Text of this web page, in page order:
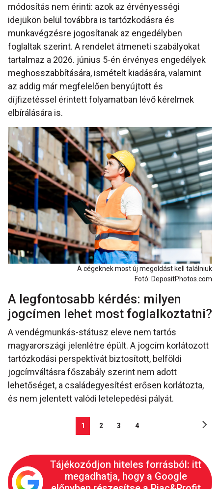
módosítás nem érinti: azok az érvényességi
idejükön belül továbbra is tartózkodásra és
munkavégzésre jogosítanak az engedélyben
foglaltak szerint. A rendelet átmeneti szabályokat
tartalmaz a 2026. június 5-én érvényes engedélyek
meghosszabbítására, ismételt kiadására, valamint
az addig már megfelelően benyújtott és
díjfizetéssel érintett folyamatban lévő kérelmek
elbírálására is.
A cégeknek most új megoldást kell találniuk
Fotó: DepositPhotos.com
A legfontosabb kérdés: milyen
jogcímen lehet most foglalkoztatni?
A vendégmunkás-státusz eleve nem tartós
magyarországi jelenlétre épült. A jogcím korlátozott
tartózkodási perspektívát biztosított, belföldi
jogcímváltásra főszabály szerint nem adott
lehetőséget, a családegyesítést erősen korlátozta,
és nem jelentett valódi letelepedési pályát.
1 2 3 4
Tájékozódjon hiteles forrásból: itt
megadhatja, hogy a Google